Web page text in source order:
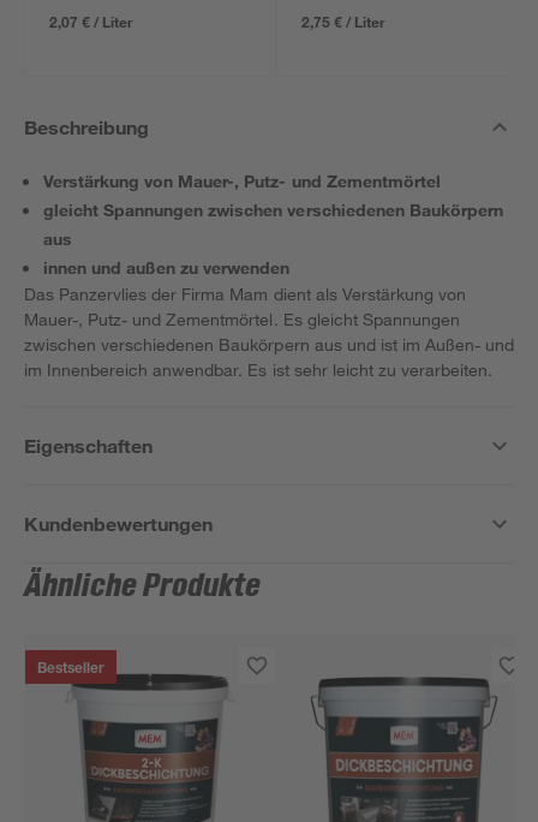
2,07 € / Liter 2,75 € / Liter
Beschreibung
Verstärkung von Mauer-, Putz- und Zementmörtel
gleicht Spannungen zwischen verschiedenen Baukörpern
aus
innen und außen zu verwenden
Das Panzervlies der Firma Mam dient als Verstärkung von
Mauer-, Putz- und Zementmörtel. Es gleicht Spannungen
zwischen verschiedenen Baukörpern aus und ist im Außen- und
im Innenbereich anwendbar. Es ist sehr leicht zu verarbeiten.
Eigenschaften
Kundenbewertungen
Ähnliche Produkte
Bestseller